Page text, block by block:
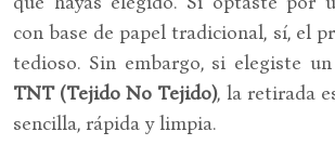
con base de papel tradicional, sí, el
tedioso. Sin embargo, si elegiste
TNT (Tejido No Tejido), la retirada
sencilla, rápida y limpia.